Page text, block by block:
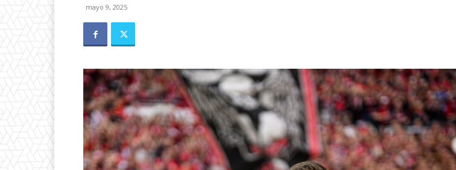
mayo 9, 2025